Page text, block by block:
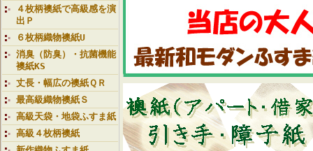
４枚柄襖紙で高級感を演
出Ｐ
６枚柄織物襖紙U
消臭（防臭）・抗菌機能
襖紙KS
丈長・幅広の襖紙ＱＲ
最高級織物襖紙Ｓ
高級天袋・地袋ふすま紙
高級４枚柄襖紙